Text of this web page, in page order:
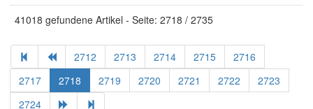
41018 gefundene Artikel - Seite: 2718 / 2735
2712 2713 2714 2715
2716
2717
2718 2719 2720 2721 2722
2723
2724